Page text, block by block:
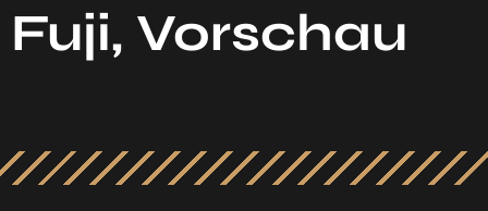
Fuji, Vorschau